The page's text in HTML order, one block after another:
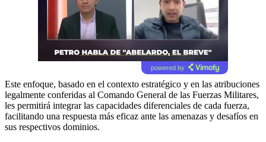
powered by
Este enfoque, basado en el contexto estratégico y en las atribuciones
legalmente conferidas al Comando General de las Fuerzas Militares,
les permitirá integrar las capacidades diferenciales de cada fuerza,
facilitando una respuesta más eficaz ante las amenazas y desafíos en
sus respectivos dominios.